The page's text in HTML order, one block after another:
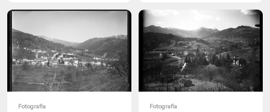
Fotografia Fotografia